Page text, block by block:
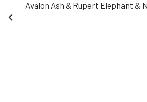
Avalon Ash & Rupert Elephant &